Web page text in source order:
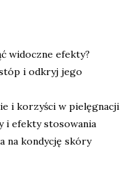
widoczne efekty?
i odkryj jego
i korzyści w pielęgnacji
i efekty stosowania
na kondycję skóry